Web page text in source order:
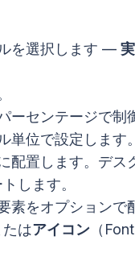
を選択します —
ーセンテージで制
単位で設定します
配置します。デ
します。
素をオプションで
たはアイコン（